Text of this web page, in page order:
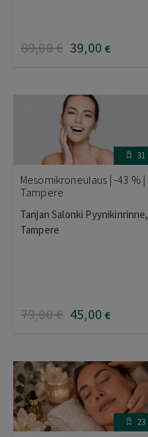
89,00€ 39,00 €
31
Mesomikroneulaus | -43 % |
Tampere
Tanjan Salonki Pyynikinrinne,
Tampere
79,00€ 45,00 €
23